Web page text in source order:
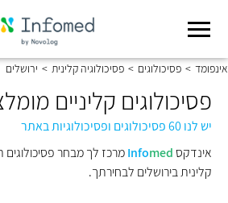
אינפומד > פסיכולוגים > פסיכולוגיה קלינית > ירושלים
פסיכולוגים קליניים
יש לנו 60 פסיכולוגים ופסיכולוגיות באתר
אינדקס
Infomed
מרכז לך מבחר פסיכולוגים
קלינית בירושלים לבחירתך.